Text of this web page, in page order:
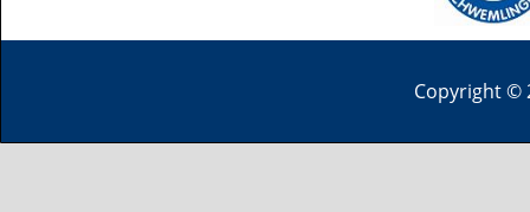
Copyright ©